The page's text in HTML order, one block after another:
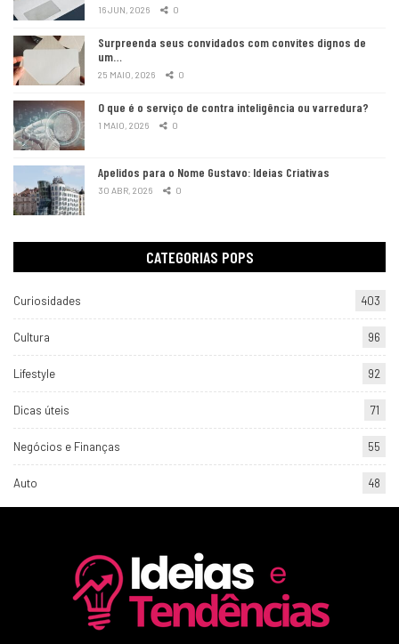
16 JUN, 2026 0
Surpreenda seus convidados com convites dignos de
um…
25 MAIO, 2026 0
O que é o serviço de contra inteligência ou varredura?
1 MAIO, 2026 0
Apelidos para o Nome Gustavo: Ideias Criativas
30 ABR, 2026 0
CATEGORIAS POPS
Curiosidades 403
Cultura 96
Lifestyle 92
Dicas úteis 71
Negócios e Finanças 55
Auto 48